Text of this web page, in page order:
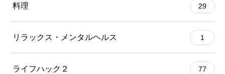
料理 29
リラックス・メンタルヘルス 1
ライフハック２ 77